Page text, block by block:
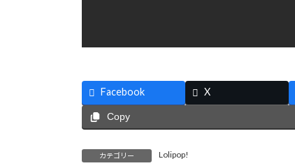
Facebook X
Copy
カテゴリー Lolipop!